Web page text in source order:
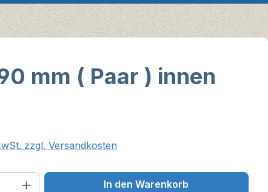
mm ( Paar ) innen
zzgl. Versandkosten
Anzahl: Gib den gewünschten Wert
In den Warenkorb